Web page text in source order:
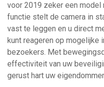
voor 2019 zeker een
functie stelt de camera in
vast te leggen en u direct
kunt reageren op mogelijke
bezoekers. Met
effectiviteit van uw
gerust hart uw